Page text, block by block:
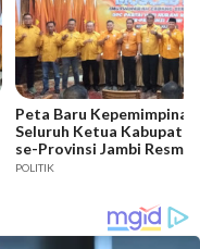
Peta Baru Kepemimpinan
Seluruh Ketua
se-Provinsi Jambi Resmi
POLITIK